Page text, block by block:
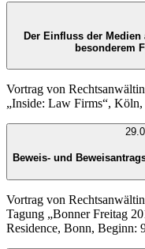
Der Einfluss der
besonderem
Vortrag von
„Inside: Law Firms“,
Beweis- und
Vortrag von
Tagung „Bonner Freitag
Residence, Bonn, Beginn: